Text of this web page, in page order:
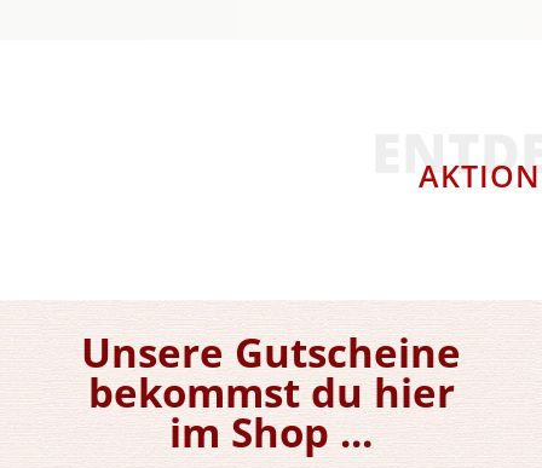
Unsere Gutscheine
bekommst du hier
im Shop ...